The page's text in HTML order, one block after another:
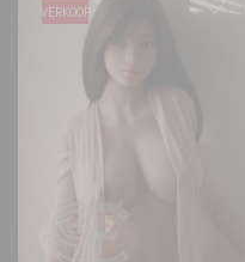
VERKOOP